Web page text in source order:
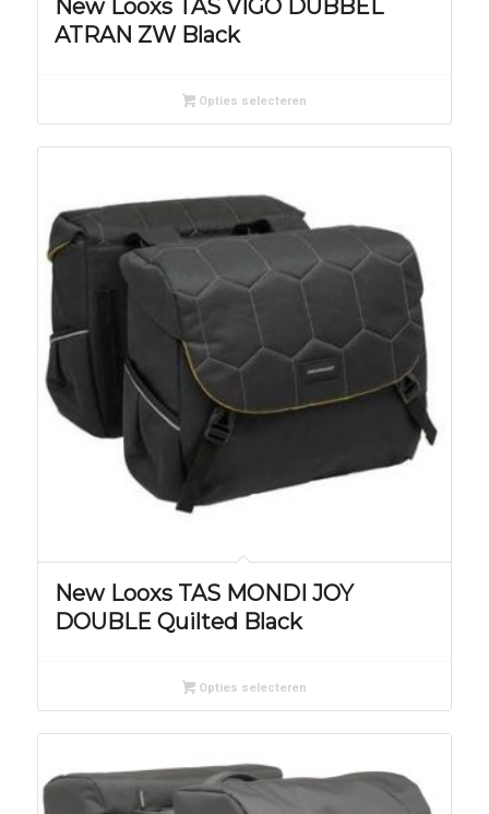
New Looxs TAS VIGO DUBBEL
ATRAN ZW Black
Opties selecteren
New Looxs TAS MONDI JOY
DOUBLE Quilted Black
Opties selecteren